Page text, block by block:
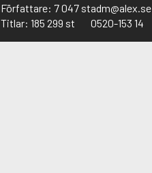
Författare: 7 047 st
Titlar: 185 299 st
adm@alex.se
0520-153 14